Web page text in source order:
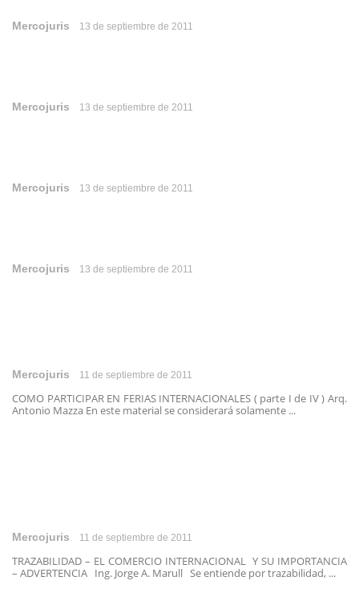
Mercojuris 13 de septiembre de 2011
Mercojuris 13 de septiembre de 2011
Mercojuris 13 de septiembre de 2011
Mercojuris 13 de septiembre de 2011
Mercojuris 11 de septiembre de 2011
COMO PARTICIPAR EN FERIAS INTERNACIONALES ( parte I de IV ) Arq.
Antonio Mazza En este material se considerará solamente ...
Mercojuris 11 de septiembre de 2011
TRAZABILIDAD – EL COMERCIO INTERNACIONAL Y SU IMPORTANCIA
– ADVERTENCIA Ing. Jorge A. Marull Se entiende por trazabilidad, ...